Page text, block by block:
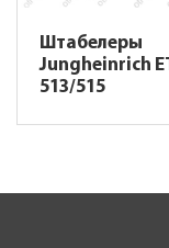
Штабелеры
Jungheinrich
513/515